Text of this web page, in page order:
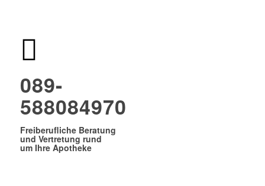
089-
588084970
Freiberufliche Beratung
und Vertretung rund
um Ihre Apotheke